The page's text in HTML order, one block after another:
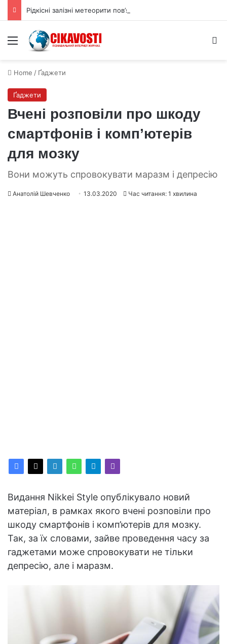
Menu
Home / Ґаджети
Ґаджети
Вчені розповіли про шкоду
смартфонів і комп’ютерів
для мозку
Вони можуть спровокувати маразм і депресію
Анатолій Шевченко 13.03.2020 Час читання: 1 хвилина
Видання Nikkei Style опублікувало новий
матеріал, в рамках якого вчені розповіли про
шкоду смартфонів і комп’ютерів для мозку.
Так, за їх словами, зайве проведення часу за
гаджетами може спровокувати не тільки
депресію, але і маразм.